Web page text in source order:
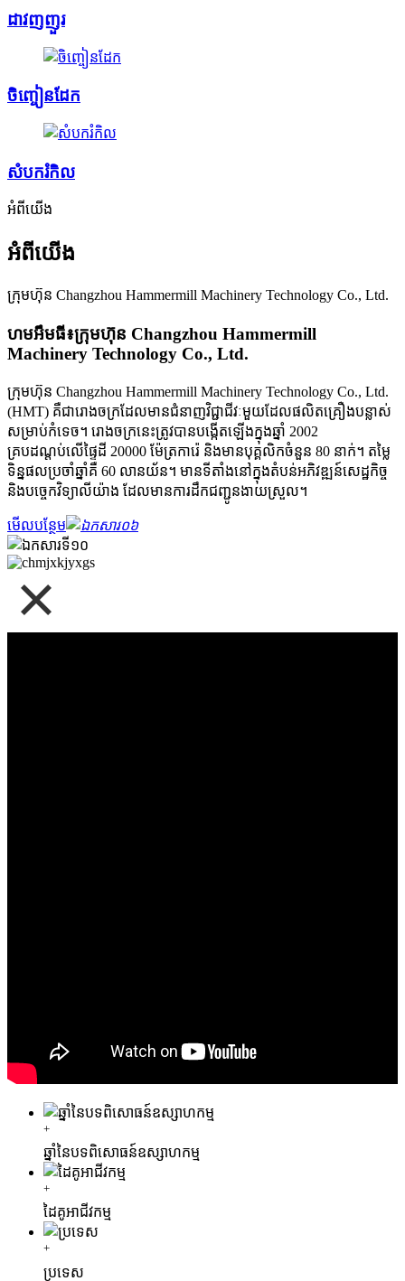
ដាវញញួរ
ចិញ្ចៀនដែក
សំបករំកិល
អំពីយើង
អំពីយើង
ក្រុមហ៊ុន Changzhou Hammermill Machinery Technology Co., Ltd.
ហមអឹមធី៖ក្រុមហ៊ុន Changzhou Hammermill
Machinery Technology Co., Ltd.
ក្រុមហ៊ុន Changzhou Hammermill Machinery Technology Co., Ltd.
(HMT) គឺជារោងចក្រដែលមានជំនាញវិជ្ជាជីវៈមួយដែលផលិតគ្រឿងបន្លាស់
សម្រាប់កំទេច។ រោងចក្រនេះត្រូវបានបង្កើតឡើងក្នុងឆ្នាំ 2002
គ្របដណ្តប់លើផ្ទៃដី 20000 ម៉ែត្រការ៉េ និងមានបុគ្គលិកចំនួន 80 នាក់។ តម្លៃ
ទិន្នផលប្រចាំឆ្នាំគឺ 60 លានយ័ន។ មានទីតាំងនៅក្នុងតំបន់អភិវឌ្ឍន៍សេដ្ឋកិច្ច
និងបច្ចេកវិទ្យាលីយ៉ាង ដែលមានការដឹកជញ្ជូនងាយស្រួល។
មើលបន្ថែម
+
ឆ្នាំនៃបទពិសោធន៍ឧស្សាហកម្ម
+
ដៃគូអាជីវកម្ម
+
ប្រទេស